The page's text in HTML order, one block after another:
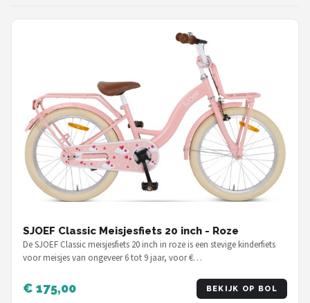
SJOEF Classic Meisjesfiets 20 inch - Roze
De SJOEF Classic meisjesfiets 20 inch in roze is een stevige kinderfiets
voor meisjes van ongeveer 6 tot 9 jaar, voor €…
€ 175,00 BEKIJK OP BOL